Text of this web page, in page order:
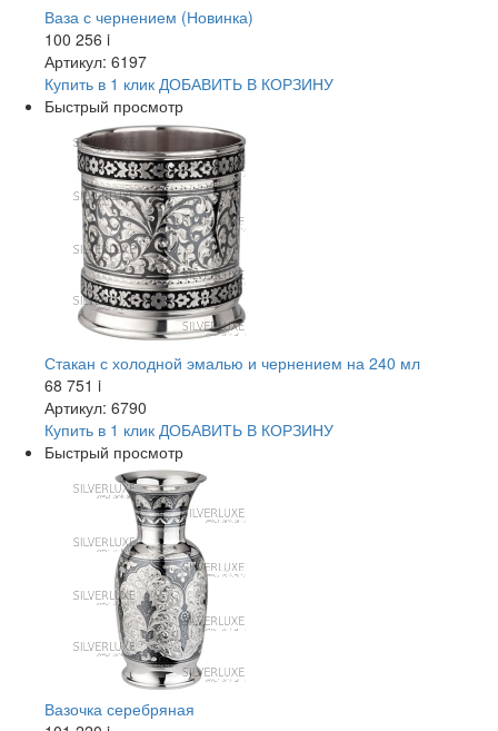
Ваза с чернением (Новинка)
100 256 i
Артикул: 6197
Купить в 1 клик ДОБАВИТЬ В КОРЗИНУ
Быстрый просмотр
Стакан с холодной эмалью и чернением на 240 мл
68 751 i
Артикул: 6790
Купить в 1 клик ДОБАВИТЬ В КОРЗИНУ
Быстрый просмотр
Вазочка серебряная